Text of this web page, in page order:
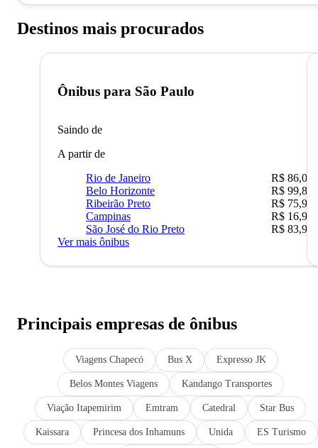
Destinos mais procurados
Ônibus para São Paulo
Saindo de
A partir de
Rio de Janeiro
R$ 86,00
Belo Horizonte
R$ 99,89
Ribeirão Preto
R$ 75,90
Campinas
R$ 16,90
São José do Rio Preto
R$ 83,90
Ver mais ônibus
Principais empresas de ônibus
Viagens Chapecó Bus X Expresso JK
Belos Montes Viagens Kandango Transportes
Viação Itapemirim Emtram Catedral Star Bus
Kaissara Princesa dos Inhamuns Unida ES Turismo